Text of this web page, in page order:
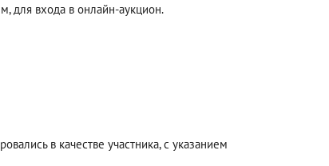
для входа в онлайн-аукцион.
в качестве участника, с указанием